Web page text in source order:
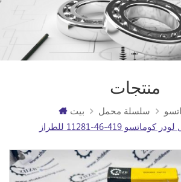
منتجات
بيت سلسلة محمل